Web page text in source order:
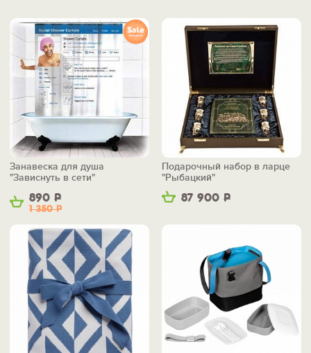
890 Р
1 350Р
Занавеска для душа
"Зависнуть в сети"
87 900 Р
Подарочный набор в ларце
"Рыбацкий"